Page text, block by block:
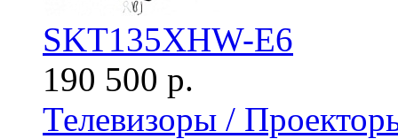
SKT135XHW-E6
190 500 р.
Телевизоры /